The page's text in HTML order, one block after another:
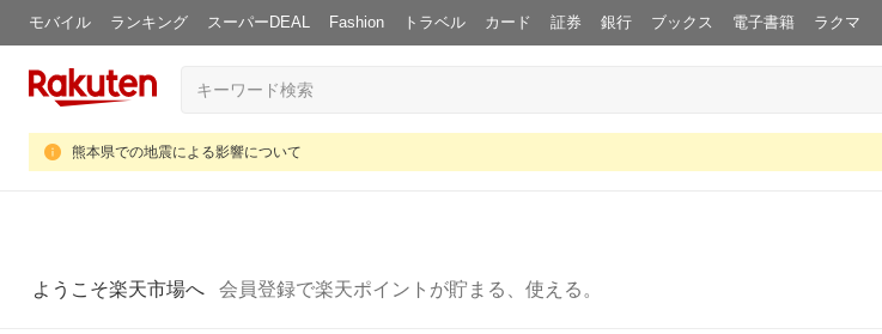
モバイル ランキング スーパーDEAL Fashion トラベル カード 証券 銀行 ブックス 電子書籍 ラクマ
熊本県での地震による影響について
ようこそ楽天市場へ 会員登録で楽天ポイントが貯まる、使える。